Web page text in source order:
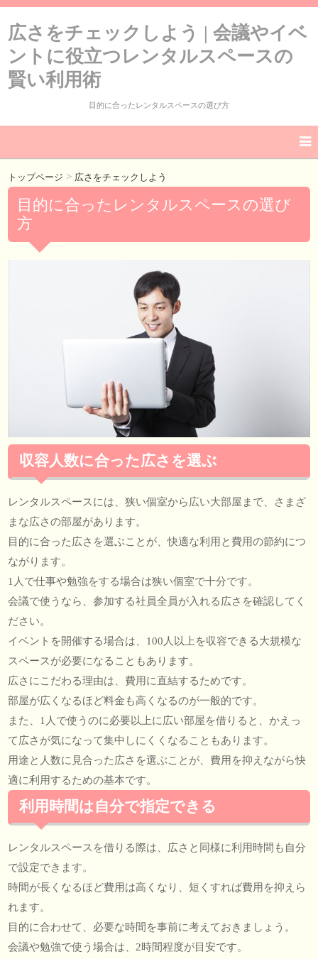
広さをチェックしよう | 会議やイベ
ントに役立つレンタルスペースの
賢い利用術
目的に合ったレンタルスペースの選び方
トップページ > 広さをチェックしよう
目的に合ったレンタルスペースの選び
方
収容人数に合った広さを選ぶ
レンタルスペースには、狭い個室から広い大部屋まで、さまざ
まな広さの部屋があります。
目的に合った広さを選ぶことが、快適な利用と費用の節約につ
ながります。
1人で仕事や勉強をする場合は狭い個室で十分です。
会議で使うなら、参加する社員全員が入れる広さを確認してく
ださい。
イベントを開催する場合は、100人以上を収容できる大規模な
スペースが必要になることもあります。
広さにこだわる理由は、費用に直結するためです。
部屋が広くなるほど料金も高くなるのが一般的です。
また、1人で使うのに必要以上に広い部屋を借りると、かえっ
て広さが気になって集中しにくくなることもあります。
用途と人数に見合った広さを選ぶことが、費用を抑えながら快
適に利用するための基本です。
利用時間は自分で指定できる
レンタルスペースを借りる際は、広さと同様に利用時間も自分
で設定できます。
時間が長くなるほど費用は高くなり、短くすれば費用を抑えら
れます。
目的に合わせて、必要な時間を事前に考えておきましょう。
会議や勉強で使う場合は、2時間程度が目安です。